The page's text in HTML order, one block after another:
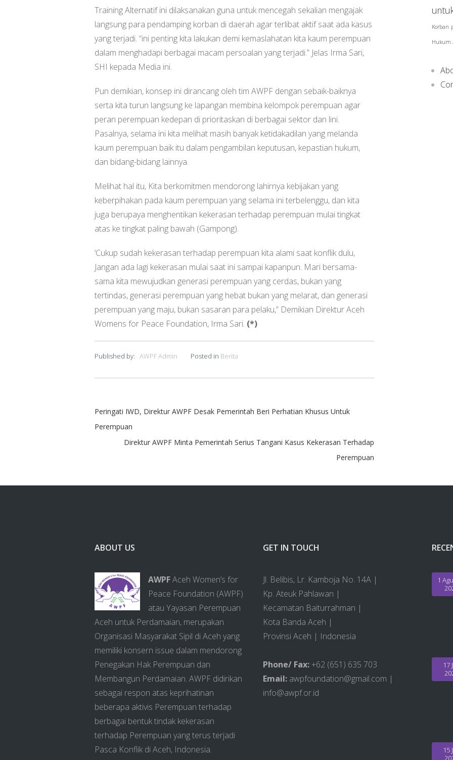
Training Alternatif ini dilaksanakan guna untuk mencegah sekalian mengajak
langsung para pendamping korban di daerah agar terlibat aktif saat ada kasus
yang terjadi. “ini penting kita lakukan demi kemaslahatan kita kaum perempuan
dalam menghadapi berbagai macam persoalan yang terjadi.” Jelas Irma Sari,
SHI kepada Media ini.
Pun demikian, konsep ini dirancang oleh tim AWPF dengan sebaik-baiknya
serta kita turun langsung ke lapangan membina kelompok perempuan agar
peran perempuan kedepan di prioritaskan di berbagai sektor dan lini.
Pasalnya, selama ini kita melihat masih banyak ketidakadilan yang melanda
kaum perempuan baik itu dalam pengambilan keputusan, kepastian hukum,
dan bidang-bidang lainnya.
Melihat hal itu, Kita berkomitmen mendorong lahirnya kebijakan yang
keberpihakan pada kaum perempuan yang selama ini terbelenggu, dan kita
juga berupaya menghentikan kekerasan terhadap perempuan mulai tingkat
atas ke tingkat paling bawah (Gampong).
‘Cukup sudah kekerasan terhadap perempuan kita alami saat konflik dulu,
Jangan ada lagi kekerasan mulai saat ini sampai kapanpun. Mari bersama-
sama kita mewujudkan generasi perempuan yang cerdas, bukan yang
tertindas, generasi perempuan yang hebat bukan yang melarat, dan generasi
perempuan yang maju, bukan sasaran para pelaku,” Demikian Direktur Aceh
Womens for Peace Foundation, Irma Sari. (*)
Published by: AWPF Admin Posted in Berita
Peringati IWD, Direktur AWPF Desak Pemerintah Beri Perhatian Khusus Untuk
Perempuan
Direktur AWPF Minta Pemerintah Serius Tangani Kasus Kekerasan Terhadap
Perempuan
Korban
Hukum
ABOUT US
AWPFAceh Women’s for
Peace Foundation (AWPF)
atau Yayasan Perempuan
Aceh untuk Perdamaian, merupakan
Organisasi Masyarakat Sipil di Aceh yang
memiliki konsern issue dalam mendorong
Penegakan Hak Perempuan dan
Membangun Perdamaian. AWPF didirikan
sebagai respon atas keprihatinan
beberapa aktivis Perempuan terhadap
berbagai bentuk tindak kekerasan
terhadap Perempuan yang terus terjadi
Pasca Konflik di Aceh, Indonesia.
GET IN TOUCH
Jl. Belibis, Lr. Kamboja No. 14A |
Kp. Ateuk Pahlawan |
Kecamatan Baiturrahman |
Kota Banda Aceh |
Provinsi Aceh | Indonesia
Phone/ Fax:+62 (651) 635 703
Email: awpfoundation@gmail.com |
info@awpf.or.id
1
17
15